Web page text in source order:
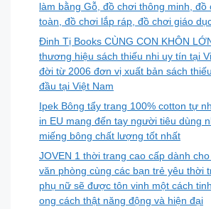
làm bằng Gỗ, đồ chơi thông minh, đồ
toàn, đồ chơi lắp ráp, đồ chơi giáo
Đinh Tị Books CÙNG CON KHÔN
thương hiệu sách thiếu nhi uy tín tại
đời từ 2006 đơn vị xuất bản sách
đầu tại Việt Nam
Ipek Bông tẩy trang 100% cotton tự
in EU mang đến tay người tiêu dùng
miếng bông chất lượng tốt nhất
JOVEN 1 thời trang cao cấp dành
văn phòng cùng các bạn trẻ yêu thời
phụ nữ sẽ được tôn vinh một cách
ong cách thật năng động và hiện đại